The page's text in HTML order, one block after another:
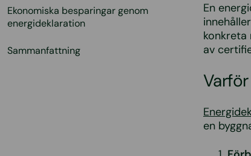
Ekonomiska besparingar genom
energideklaration
Sammanfattning
En
av
en